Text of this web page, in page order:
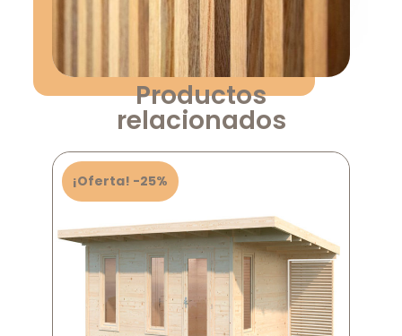
Productos
relacionados
¡Oferta! -25%